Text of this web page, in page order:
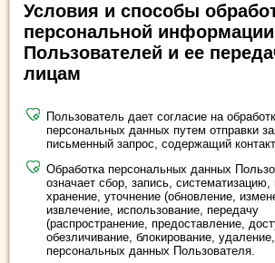
Условия и способы
персональной информации
Пользователей и ее
лицам
Пользователь дает согласие на
персональных данных путем отправки
письменный запрос, содержащий
Обработка персональных данных
означает сбор, запись, систематизацию,
хранение, уточнение (обновление,
извлечение, использование, передачу
(распространение, предоставление,
обезличивание, блокирование,
персональных данных Пользователя.